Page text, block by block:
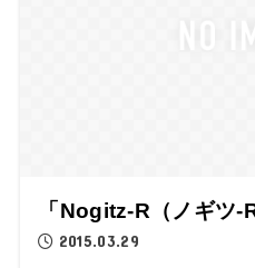
「Nogitz-R（ノギツ-
2015.03.29